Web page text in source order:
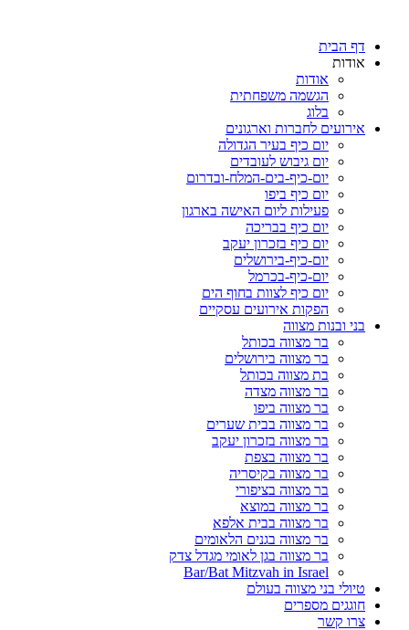
דף הבית
אודות
אודות
הגשמה משפחתית
בלוג
אירועים לחברות וארגונים
יום כיף בעיר הגדולה
יום גיבוש לעובדים
יום-כיף-בים-המלח-ובדרום
יום כיף ביפו
פעילות ליום האישה בארגון
יום כיף בבריכה
יום כיף בזכרון יעקב
יום-כיף-בירושלים
יום-כיף-בכרמל
יום כיף לצוות בחוף הים
הפקות אירועים עסקיים
בני ובנות מצווה
בר מצווה בכותל
בר מצווה בירושלים
בת מצווה בכותל
בר מצווה מצדה
בר מצווה ביפו
בר מצווה בבית שערים
בר מצווה בזכרון יעקב
בר מצווה בצפת
בר מצווה בקיסריה
בר מצווה בציפורי
בר מצווה במוצא
בר מצווה בבית אלפא
בר מצווה בגנים הלאומים
בר מצווה בגן לאומי מגדל צדק
Bar/Bat Mitzvah in Israel
טיולי בני מצווה בעולם
חוגגים מספרים
צרו קשר